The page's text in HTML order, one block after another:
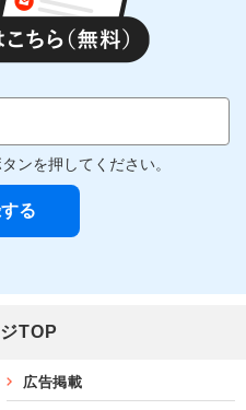
ンを押してください。
TOP
広告掲載